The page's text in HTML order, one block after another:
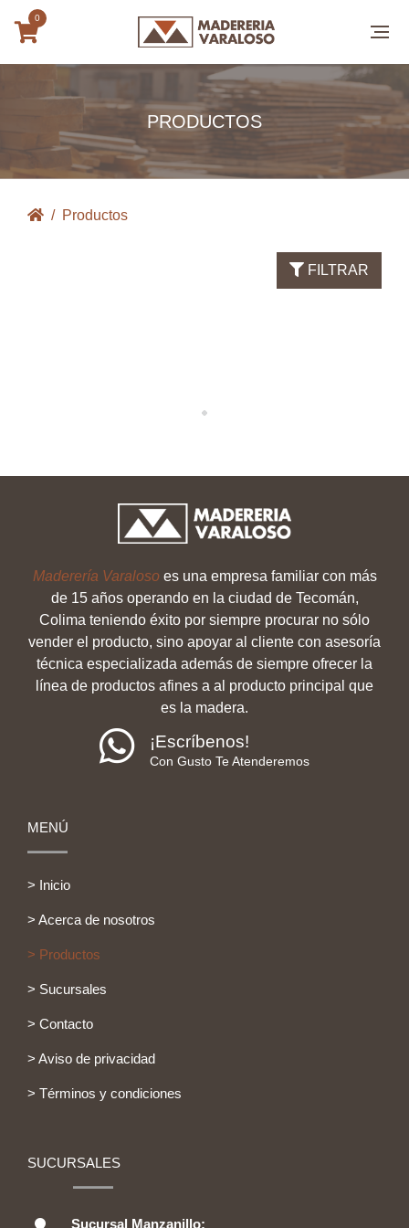
0
PRODUCTOS
Productos
FILTRAR
Loading...
Maderería Varalosoes una empresa familiar con más
de 15 años operando en la ciudad de Tecomán,
Colima teniendo éxito por siempre procurar no sólo
vender el producto, sino apoyar al cliente con asesoría
técnica especializada además de siempre ofrecer la
línea de productos afines a al producto principal que
es la madera.
¡Escríbenos!
Con Gusto Te Atenderemos
MENÚ
> Inicio
> Acerca de nosotros
> Productos
> Sucursales
> Contacto
> Aviso de privacidad
> Términos y condiciones
SUCURSALES
Sucursal Manzanillo: